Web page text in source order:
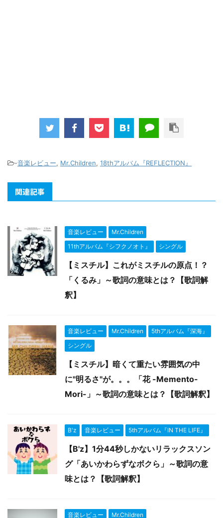
-音楽レビュー, Mr.Children, 18thアルバム『REFLECTION』
関連記事
音楽レビュー
Mr.Children
11thアルバム『シフクノオト』
シングル
【ミスチル】これがミスチルの原点！？
「くるみ」～歌詞の意味とは？【歌詞解
釈】
音楽レビュー Mr.Children
5thアルバム『深海』
シングル
【ミスチル】暗くて重たい雰囲気の中
に"明るさ"が。。。「花 -Memento-
Mori-」～歌詞の意味とは？【歌詞解釈】
B'z 音楽レビュー 5thアルバム『IN THE LIFE』
【B'z】1分44秒しかないリラックスソン
グ「あいかわらずなボクら」～歌詞の意
味とは？【歌詞解釈】
音楽レビュー Mr.Children